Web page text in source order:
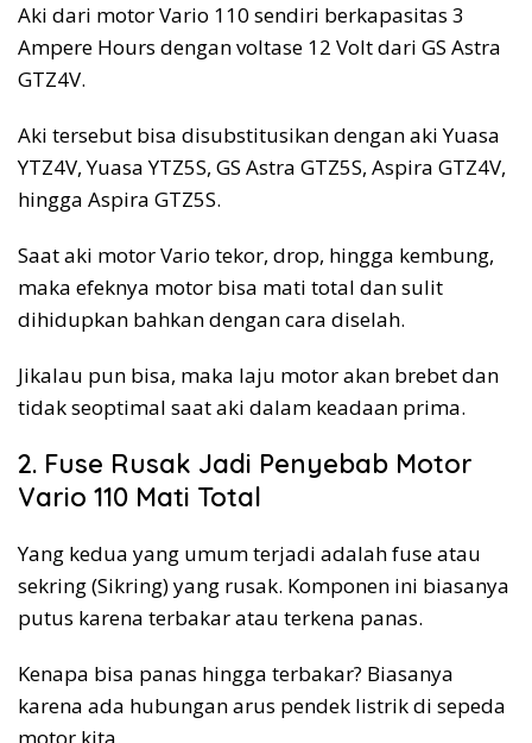
Aki dari motor Vario 110 sendiri berkapasitas 3
Ampere Hours dengan voltase 12 Volt dari GS Astra
GTZ4V.
Aki tersebut bisa disubstitusikan dengan aki Yuasa
YTZ4V, Yuasa YTZ5S, GS Astra GTZ5S, Aspira GTZ4V,
hingga Aspira GTZ5S.
Saat aki motor Vario tekor, drop, hingga kembung,
maka efeknya motor bisa mati total dan sulit
dihidupkan bahkan dengan cara diselah.
Jikalau pun bisa, maka laju motor akan brebet dan
tidak seoptimal saat aki dalam keadaan prima.
2. Fuse Rusak Jadi Penyebab Motor
Vario 110 Mati Total
Yang kedua yang umum terjadi adalah fuse atau
sekring (Sikring) yang rusak. Komponen ini biasanya
putus karena terbakar atau terkena panas.
Kenapa bisa panas hingga terbakar? Biasanya
karena ada hubungan arus pendek listrik di sepeda